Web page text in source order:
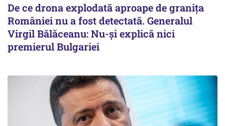
De ce drona explodată aproape de granița
României nu a fost detectată. Generalul
Virgil Bălăceanu: Nu-și explică nici
premierul Bulgariei